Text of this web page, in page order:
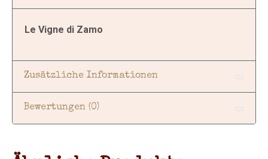
Le Vigne di Zamo
Zusätzliche Informationen
Bewertungen (0)